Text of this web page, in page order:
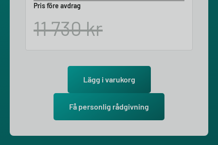
Pris före avdrag
11 730kr
Lägg i varukorg
Få personlig rådgivning